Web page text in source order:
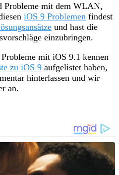
Probleme mit dem WLAN,
iOS 9 Problemen findest
und hast die
einzubringen.
mit iOS 9.1 kennen
zu iOS 9 aufgelistet haben,
hinterlassen und wir
an.